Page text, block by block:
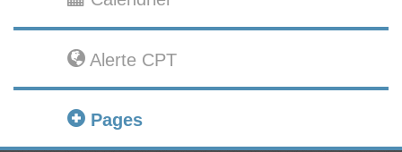
Alerte CPT
Pages